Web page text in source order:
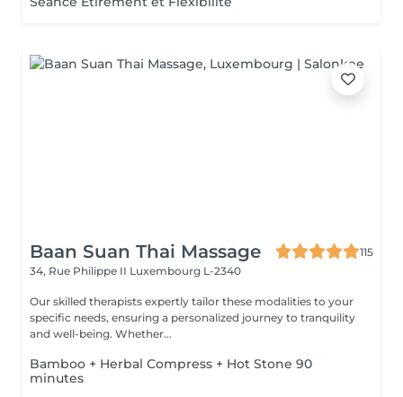
Baan Suan Thai Massage
115
34, Rue Philippe II Luxembourg L-2340
Our skilled therapists expertly tailor these modalities to your
specific needs, ensuring a personalized journey to tranquility
and well-being. Whether...
Bamboo + Herbal Compress + Hot Stone 90
minutes